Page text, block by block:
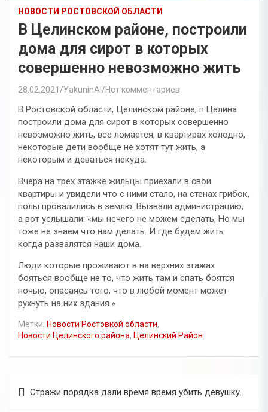
НОВОСТИ РОСТОВСКОЙ ОБЛАСТИ
В Целинском районе, построили
дома для сирот в которых
совершенно невозможно жить
28.02.2021 YakuninAI Нет комментариев
В Ростовской области, Целинском районе, п.Целина
построили дома для сирот в которых совершенно
невозможно жить, все ломается, в квартирах холодно,
некоторые дети вообще не хотят тут жить, а
некоторым и деваться некуда.
Вчера на трёх этажке жильцы приехали в свои
квартиры и увидели что с ними стало, на стенах грибок,
полы провалились в землю. Вызвали администрацию,
а вот услышали: «мы нечего не можем сделать, Но мы
тоже не знаем что нам делать. И где будем жить
когда развалятся наши дома.
Люди которые проживают в на верхних этажах
бояться вообще не то, что жить там и спать боятся
ночью, опасаясь того, что в любой момент может
рухнуть на них здания.»
Метки: Новости Ростовкой области,
Новости Целинского района, Целинский Район
по
Стражи порядка дали время время убить девушку.